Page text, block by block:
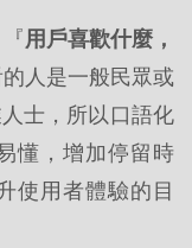
用戶喜歡什麼，
人是一般民眾或
士，所以口語化
懂，增加停留時
使用者體驗的目